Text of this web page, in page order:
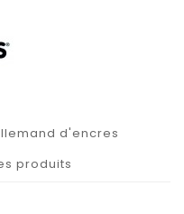
d'encres
produits